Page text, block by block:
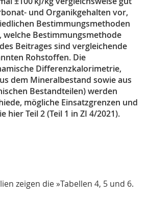
und Organikgehalten vor,
Bestimmungsmethoden
Bestimmungsmethode
Beitrages sind vergleichende
Rohstoffen. Die
Differenzkalorimetrie,
dem Mineralbestand sowie aus
Bestandteilen) werden
mögliche Einsatzgrenzen und
Teil 2 (Teil 1 in ZI 4/2021).
zeigen die»Tabellen 4, 5 und 6.